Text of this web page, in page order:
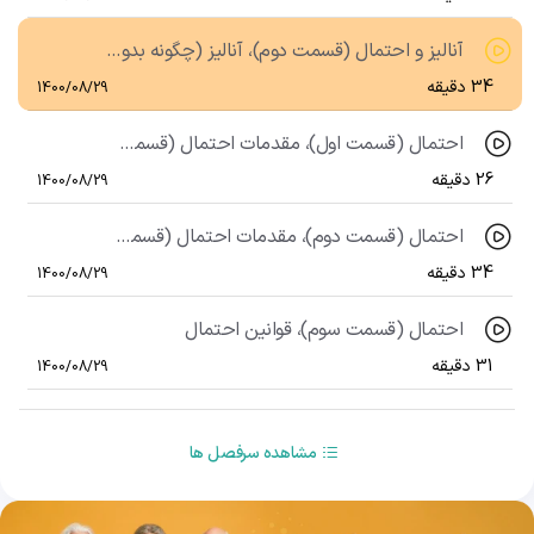
آنالیز و احتمال (قسمت دوم)، آنالیز (چگونه بدون شمارش بشماریم) (قسمت دوم)
34 دقیقه 1400/08/29
احتمال (قسمت اول)، مقدمات احتمال (قسمت اول)
26 دقیقه 1400/08/29
احتمال (قسمت دوم)، مقدمات احتمال (قسمت دوم)
34 دقیقه 1400/08/29
احتمال (قسمت سوم)، قوانین احتمال
31 دقیقه 1400/08/29
مشاهده سرفصل ها